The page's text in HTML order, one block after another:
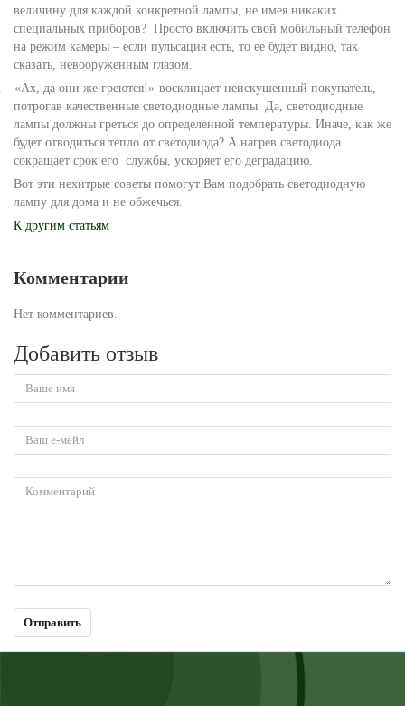
величину для каждой конкретной лампы, не имея никаких
специальных приборов? Просто включить свой мобильный телефон
на режим камеры – если пульсация есть, то ее будет видно, так
сказать, невооруженным глазом.
«Ах, да они же греются!»-восклицает неискушенный покупатель,
потрогав качественные светодиодные лампы. Да, светодиодные
лампы должны греться до определенной температуры. Иначе, как же
будет отводиться тепло от светодиода? А нагрев светодиода
сокращает срок его службы, ускоряет его деградацию.
Вот эти нехитрые советы помогут Вам подобрать светодиодную
лампу для дома и не обжечься.
К другим статьям
Комментарии
Нет комментариев.
Добавить отзыв